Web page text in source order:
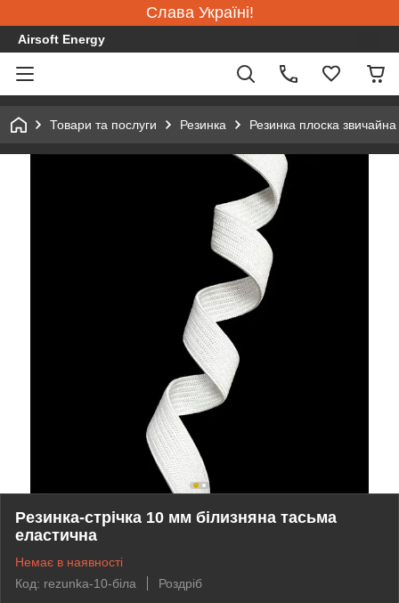
Слава Україні!
Airsoft Energy
Товари та послуги Резинка Резинка плоска звичайна
Резинка-стрічка 10 мм білизняна тасьма
еластична
Немає в наявності
Код: rezunka-10-біла
Роздріб